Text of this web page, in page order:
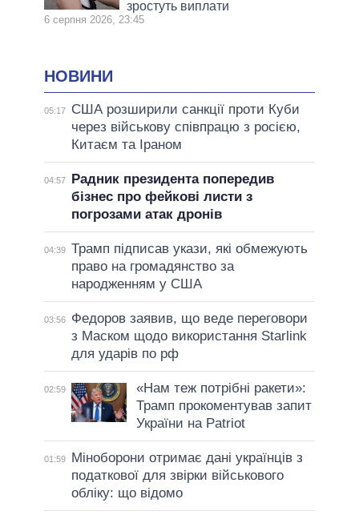
зростуть виплати
6 серпня 2026, 23:45
НОВИНИ
05:17
США розширили санкції проти Куби
через військову співпрацю з росією,
Китаєм та Іраном
04:57
Радник президента попередив
бізнес про фейкові листи з
погрозами атак дронів
04:39 Трамп підписав укази, які обмежують
право на громадянство за
народженням у США
03:56
Федоров заявив, що веде переговори
з Маском щодо використання Starlink
для ударів по рф
02:59
«Нам теж потрібні ракети»:
Трамп прокоментував запит
України на Patriot
01:59
Міноборони отримає дані українців з
податкової для звірки військового
обліку: що відомо